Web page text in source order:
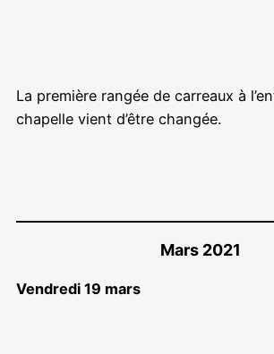
La première rangée de carreaux à
chapelle vient d’être changée.
Mars 2021
Vendredi 19 mars